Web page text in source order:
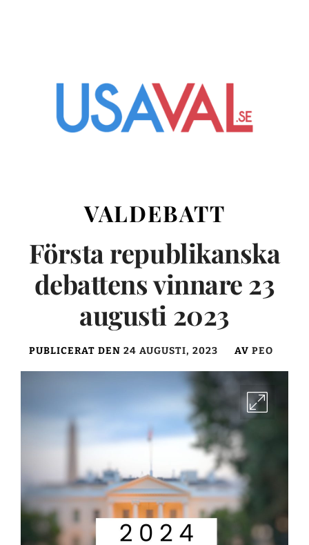
VALDEBATT
Första republikanska
debattens vinnare 23
augusti 2023
PUBLICERAT DEN 24 AUGUSTI, 2023 AV PEO